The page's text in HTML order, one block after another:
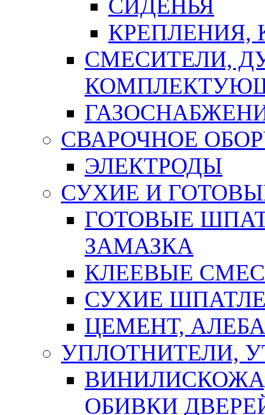
СИДЕНЬЯ
СМЕСИТЕЛИ,
СВАРОЧНОЕ
ЭЛЕКТРОДЫ
СУХИЕ И
ГОТОВЫЕ
ЗАМАЗКА
КЛЕЕВЫЕ
СУХИЕ
ЦЕМЕНТ,
УПЛОТНИТЕЛИ,
ОБИВКИ